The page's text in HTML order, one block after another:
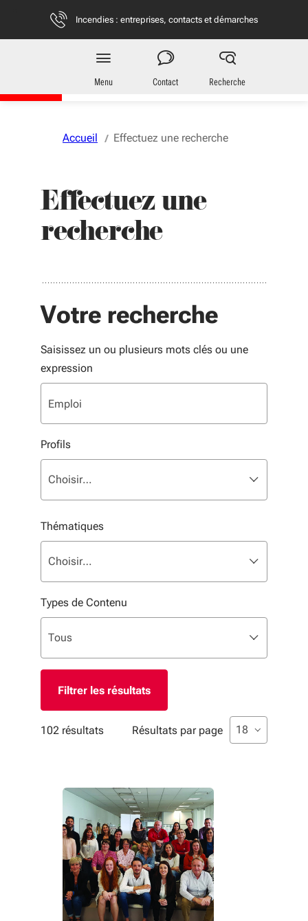
Vous naviguez en mode anonymisé,
Incendies : entreprises, contacts et démarches
Entreprises
en Nouvelle-Aquitaine
Menu Contact Recherche
Accueil Effectuez une recherche
Effectuez une
recherche
Votre recherche
Saisissez un ou plusieurs mots clés ou une
expression
Profils
Choisir…
Thématiques
Choisir…
Types de Contenu
Tous
Filtres appliqués
102 résultats Résultats par page Liste de
sélectionné
18